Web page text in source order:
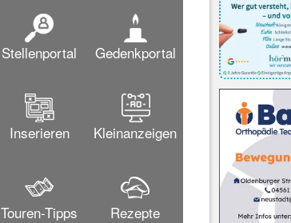
Stellenportal Gedenkportal
Inserieren Kleinanzeigen
Touren-Tipps Rezepte